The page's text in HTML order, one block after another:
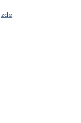
zde.